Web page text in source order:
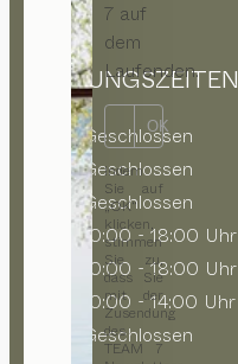
7 auf
dem
Laufenden.
OK
Indem
Sie auf
„OK“
klicken,
stimmen
Sie zu,
dass Sie
mit der
Zusendung
des
TEAM 7
ÖFFNUNGSZEITEN
Geschlossen
Geschlossen
Geschlossen
10:00 - 18:00 Uhr
10:00 - 18:00 Uhr
10:00 - 14:00 Uhr
Geschlossen